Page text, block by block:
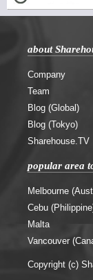
about
Company
Team
Blog (Global)
Blog (Tokyo)
Sharehouse.TV
popular area
Melbourne
Cebu
Malta
Vancouver
Copyright (c)